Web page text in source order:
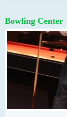
Bowling Center